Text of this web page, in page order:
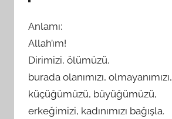
Anlamı:
Allah’ım!
Dirimizi, ölümüzü,
burada olanımızı, olmayanımızı,
küçüğümüzü, büyüğümüzü,
erkeğimizi, kadınımızı bağışla.